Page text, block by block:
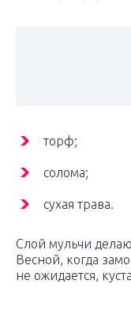
торф;
солома;
сухая трава.
Слой мульчи
Весной, когда
не ожидается,